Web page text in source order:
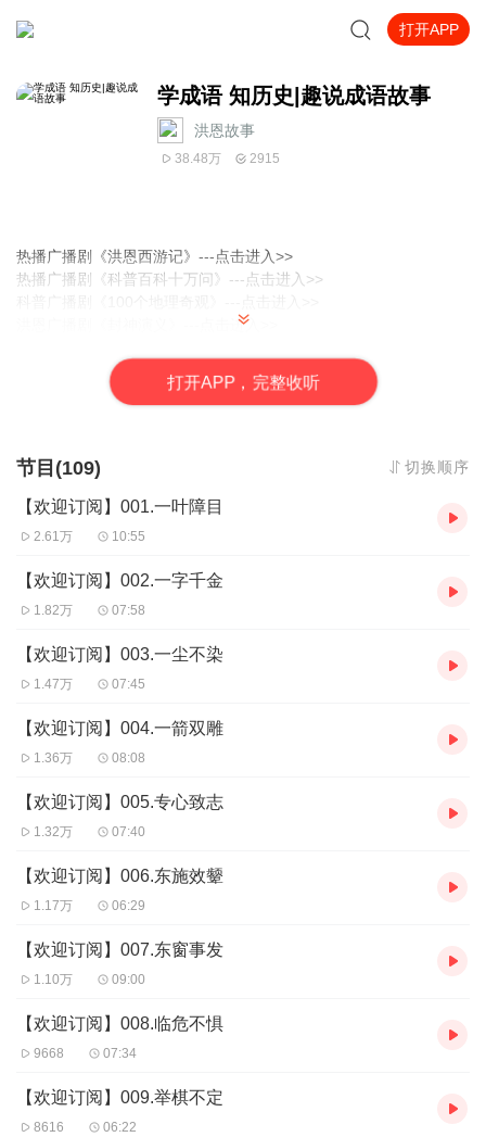
打开APP
学成语 知历史|趣说成语故事
洪恩故事
38.48万 2915
热播广播剧《洪恩西游记》 ---点击进入>>
热播广播剧《科普百科十万问》 ---点击进入>>
---点击进入>>
洪恩广播剧《恐龙生存历险记》
---点击进入>>
洪恩名著系列《水浒英雄故事》 ---点击进入>>
【点击前往】收听“洪恩故事”更多好玩有趣的故事>>
订阅关注+五星好评，感谢你的收听支持~
成语的魅力，不仅在它的节奏整齐和辞藻之美，更是中国历史文化
的片段折射，蕴含着中国人充满智慧的人生哲学。每个成语背后，
子们去感受传统文化情怀！
打开APP，完整收听
节目(109) 切换顺序
【欢迎订阅】001.一叶障目
2.61万 10:55
【欢迎订阅】002.一字千金
1.82万 07:58
【欢迎订阅】003.一尘不染
1.47万 07:45
【欢迎订阅】004.一箭双雕
1.36万 08:08
【欢迎订阅】005.专心致志
1.32万 07:40
【欢迎订阅】006.东施效颦
1.17万 06:29
【欢迎订阅】007.东窗事发
1.10万 09:00
【欢迎订阅】008.临危不惧
9668 07:34
【欢迎订阅】009.举棋不定
8616 06:22